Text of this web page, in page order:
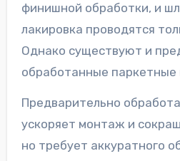
финишной обработки, и
лакировка проводятся
Однако существуют и
обработанные паркетные
Предварительно
ускоряет монтаж и
но требует аккуратного